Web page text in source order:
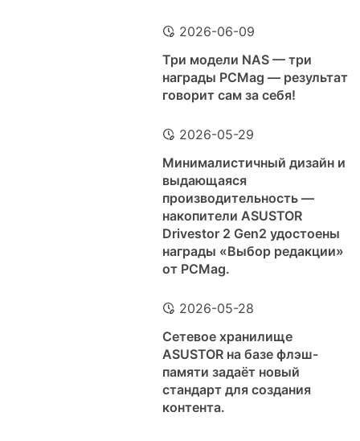
2026-06-09
Три модели NAS — три
награды PCMag — результат
говорит сам за себя!
2026-05-29
Минималистичный дизайн и
выдающаяся
производительность —
накопители ASUSTOR
Drivestor 2 Gen2 удостоены
награды «Выбор редакции»
от PCMag.
2026-05-28
Сетевое хранилище
ASUSTOR на базе флэш-
памяти задаёт новый
стандарт для создания
контента.